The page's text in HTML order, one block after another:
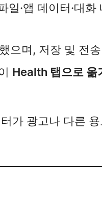
일·앱 데이터·대
으며, 저장 및 전
Health 탭으로 옮
가 광고나 다른